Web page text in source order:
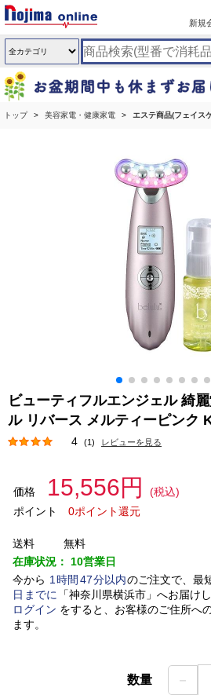
新規
トップ 美容家電・健康家電 エステ商品(フェイス
ビューティフルエンジェル 綺
ル リバース メルティーピンク
4 (1) レビューを見る
価格 15,556円
(税込)
ポイント
0ポイント還元
送料
無料
在庫状況： 10営業日
今から 1 時間 47分以内のご注文で、最
日 までに 「神奈川県横浜市」 へお届けし
ログイン をすると、お客様のご住所へ
ます。
数量 －